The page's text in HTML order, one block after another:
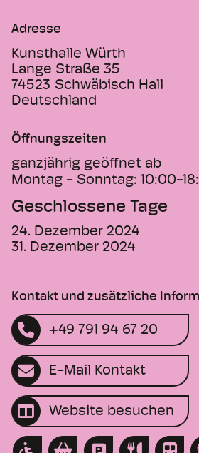
Adresse
Kunsthalle Würth
Lange Straße 35
74523 Schwäbisch Hall
Deutschland
Öffnungszeiten
ganzjährig geöffnet ab
Montag - Sonntag: 10:00-
Geschlossene Tage
24. Dezember 2024
31. Dezember 2024
Kontakt und zusätzliche
+49 791 94 67 20
E-Mail Kontakt
Website besuchen